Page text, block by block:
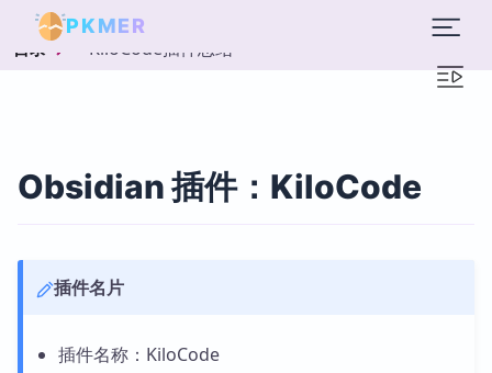
PKMER
目录 KiloCode插件总结
Obsidian 插件：KiloCode
插件名片
插件名称：KiloCode